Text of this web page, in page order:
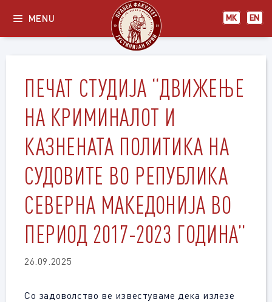
content
МК EN
MENU
ПЕЧАТ СТУДИЈА “ДВИЖЕЊЕ
НА КРИМИНАЛОТ И
КАЗНЕНАТА ПОЛИТИКА НА
СУДОВИТЕ ВО РЕПУБЛИКА
СЕВЕРНА МАКЕДОНИЈА ВО
ПЕРИОД 2017-2023 ГОДИНА”
26.09.2025
Со задоволство ве известуваме дека излезе